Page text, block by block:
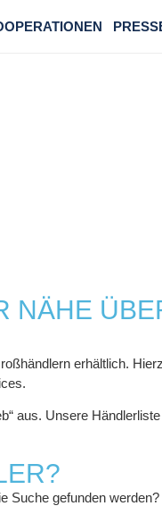
NÄHE
erhältlich.
aus. Unsere
Suche gefunden werden?